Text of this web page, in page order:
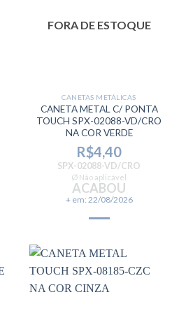
FORA DE ESTOQUE
CANETAS METÁLICAS
CANETA METAL C/ PONTA
TOUCH SPX-02088-VD/CRO
NA COR VERDE
R$4,40
SPX-02088-VD/CRO
Ø Não aplicável
ACABOU
+ em: 22/08/2026